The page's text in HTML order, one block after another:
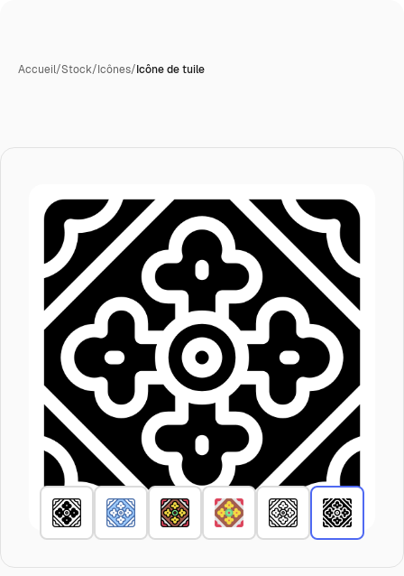
Accueil/Stock/Icônes/Icône de tuile